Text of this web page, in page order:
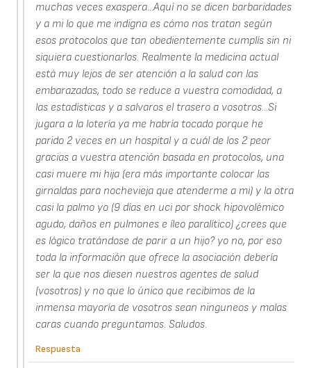
muchas veces exaspera...Aquí no se dicen barbaridades
y a mi lo que me indigna es cómo nos tratan según
esos protocolos que tan obedientemente cumplís sin ni
siquiera cuestionarlos. Realmente la medicina actual
está muy lejos de ser atención a la salud con las
embarazadas, todo se reduce a vuestra comodidad, a
las estadísticas y a salvaros el trasero a vosotros...Si
jugara a la lotería ya me habría tocado porque he
parido 2 veces en un hospital y a cuál de los 2 peor
gracias a vuestra atención basada en protocolos, una
casi muere mi hija (era más importante colocar las
girnaldas para nochevieja que atenderme a mi) y la otra
casi la palmo yo (9 días en uci por shock hipovolémico
agudo, daños en pulmones e íleo paralítico) ¿crees que
es lógico tratándose de parir a un hijo? yo no, por eso
toda la información que ofrece la asociación debería
ser la que nos diesen nuestros agentes de salud
(vosotros) y no que lo único que recibimos de la
inmensa mayoría de vosotros sean ninguneos y malas
caras cuando preguntamos. Saludos.
Respuesta